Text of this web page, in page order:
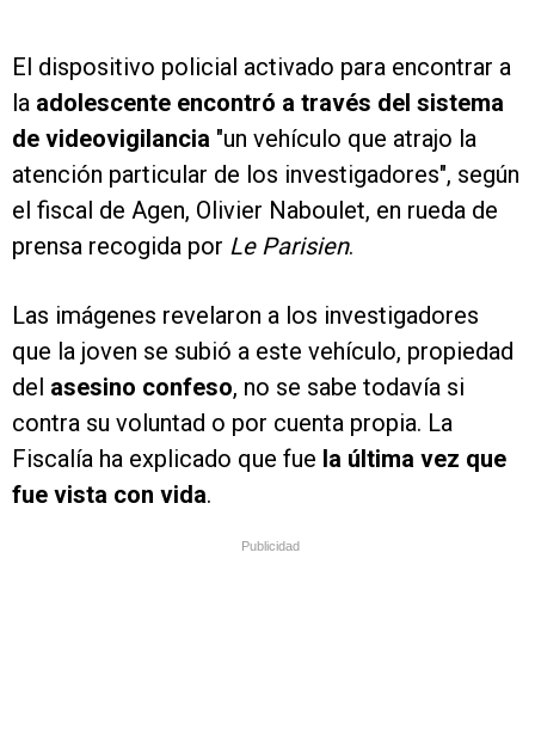
El dispositivo policial activado para encontrar a
la adolescente encontró a través del sistema
de videovigilancia "un vehículo que atrajo la
atención particular de los investigadores", según
el fiscal de Agen, Olivier Naboulet, en rueda de
prensa recogida por Le Parisien.
Las imágenes revelaron a los investigadores
que la joven se subió a este vehículo, propiedad
del asesino confeso, no se sabe todavía si
contra su voluntad o por cuenta propia. La
Fiscalía ha explicado que fue la última vez que
fue vista con vida.
Publicidad